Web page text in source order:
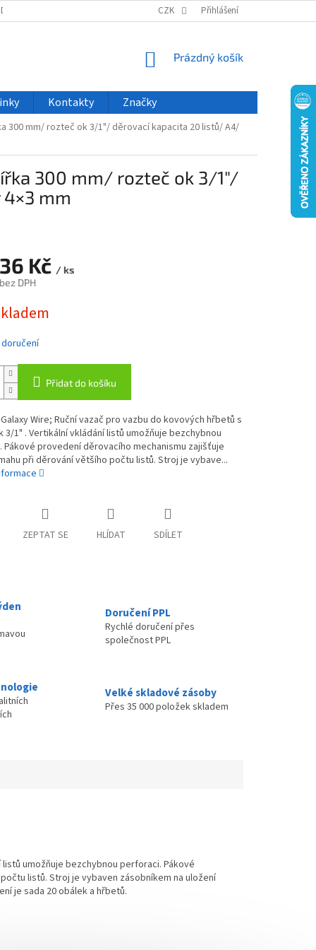
VELKOOBCHOD ČASTO KLADENÉ DOTAZY
CZK Přihlášení
NÁKUPNÍ
Prázdný košík
Kontakty Značky
300 mm/ rozteč ok 3/1"/ děrovací kapacita 20 listů/ A4/
300 mm/ rozteč ok 3/1"/
mm
Kč / ks
DPH
Přidat do košíku
Wire; Ruční vazač pro vazbu do kovových hřbetů s
3/1" . Vertikální vkládání listů umožňuje bezchybnou
provedení děrovacího mechanismu zajišťuje
při děrování většího počtu listů. Stroj je vybave...
ZEPTAT SE HLÍDAT SDÍLET
Doručení PPL
Rychlé doručení přes
společnost PPL
Velké skladové zásoby
Přes 35 000 položek skladem
listů umožňuje bezchybnou perforaci. Pákové
listů. Stroj je vybaven zásobníkem na uložení
je sada 20 obálek a hřbetů.